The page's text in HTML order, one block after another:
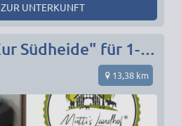
ZUR UNTERKUNFT
Muttis Haus "Zur Südheide" für 1- 5 Pers. / 3 Schlafzimmer/
13,38 km